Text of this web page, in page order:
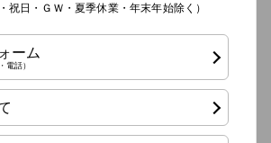
日・ＧＷ・夏季休業・年末年始除く）
ーム
電話）